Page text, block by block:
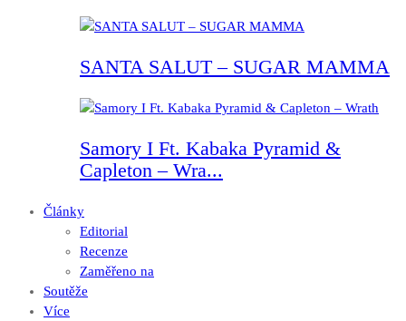
SANTA SALUT – SUGAR MAMMA
Samory I Ft. Kabaka Pyramid &
Capleton – Wra...
Články
Editorial
Recenze
Zaměřeno na
Soutěže
Více